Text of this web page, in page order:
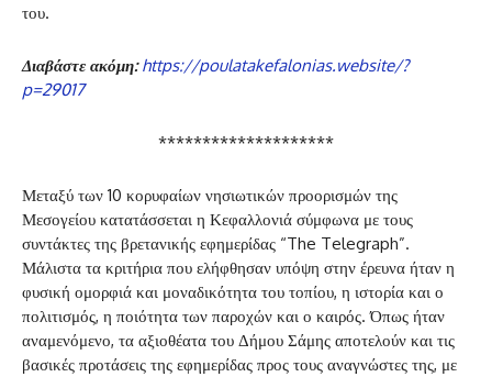
του.
Διαβάστε ακόμη: https://poulatakefalonias.website/?
p=29017
********************
Μεταξύ των 10 κορυφαίων νησιωτικών προορισμών της
Μεσογείου κατατάσσεται η Κεφαλλονιά σύμφωνα με τους
συντάκτες της βρετανικής εφημερίδας “The Telegraph”.
Μάλιστα τα κριτήρια που ελήφθησαν υπόψη στην έρευνα ήταν η
φυσική ομορφιά και μοναδικότητα του τοπίου, η ιστορία και ο
πολιτισμός, η ποιότητα των παροχών και ο καιρός. Όπως ήταν
αναμενόμενο, τα αξιοθέατα του Δήμου Σάμης αποτελούν και τις
βασικές προτάσεις της εφημερίδας προς τους αναγνώστες της, με